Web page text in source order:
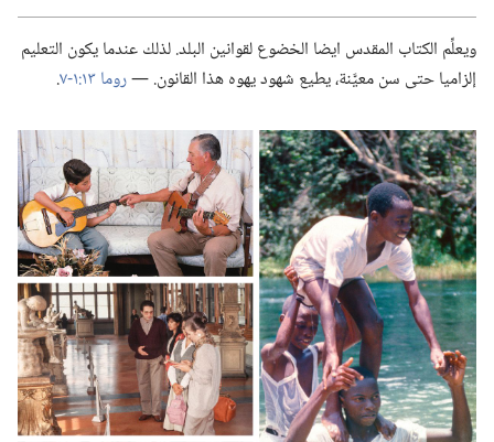
ويعلِّم الكتاب المقدس ايضا الخضوع لقوانين البلد.‏ لذلك عندما يكون التعليم
إلزاميا حتى سن معيَّنة،‏ يطيع شهود يهوه هذا القانون.‏ —‏روما ١٣:‏١-‏٧ ‏.‏